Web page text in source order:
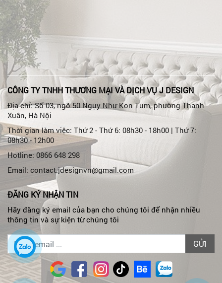
CÔNG TY TNHH THƯƠNG MẠI VÀ DỊCH VỤ J DESIGN
Địa chỉ: Số 03, ngõ 50 Ngụy Như Kon Tum, phường Thanh
Xuân, Hà Nội
Thời gian làm việc: Thứ 2 - Thứ 6: 08h30 - 18h00 | Thứ 7:
08h30 - 12h00
Hotline: 0866 648 298
Email: contact.jdesignvn@gmail.com
ĐĂNG KÝ NHẬN TIN
Hãy đăng ký email của bạn cho chúng tôi để nhận nhiều
thông tin và sự kiện từ chúng tôi
GỬI